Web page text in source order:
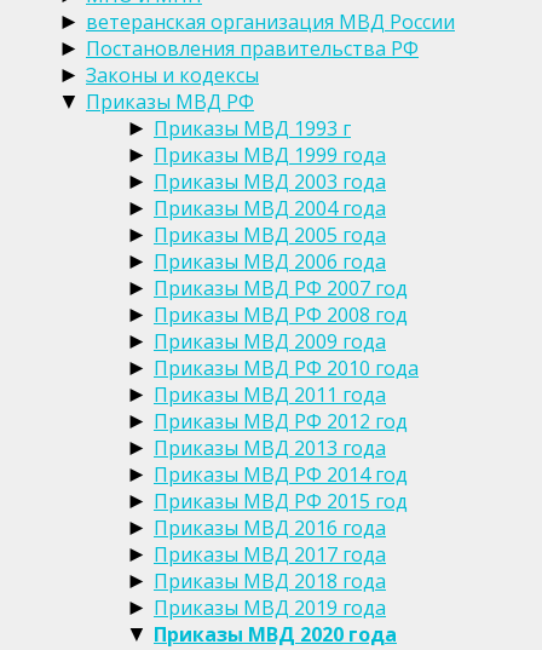
► ветеранская организация МВД России
► Постановления правительства РФ
► Законы и кодексы
▼ Приказы МВД РФ
► Приказы МВД 1993 г
► Приказы МВД 1999 года
► Приказы МВД 2003 года
► Приказы МВД 2004 года
► Приказы МВД 2005 года
► Приказы МВД 2006 года
► Приказы МВД РФ 2007 год
► Приказы МВД РФ 2008 год
► Приказы МВД 2009 года
► Приказы МВД РФ 2010 года
► Приказы МВД 2011 года
► Приказы МВД РФ 2012 год
► Приказы МВД 2013 года
► Приказы МВД РФ 2014 год
► Приказы МВД РФ 2015 год
► Приказы МВД 2016 года
► Приказы МВД 2017 года
► Приказы МВД 2018 года
► Приказы МВД 2019 года
▼ Приказы МВД 2020 года